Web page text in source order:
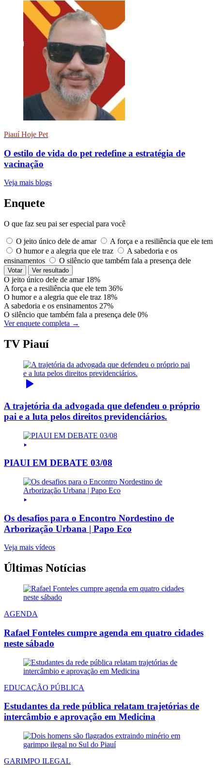
Piauí Hoje Pet
O estilo de vida do pet redefine a estratégia de
vacinação
Veja mais blogs
Enquete
O que faz seu pai ser especial para você
O jeito único dele de amar
A força e a resiliência que ele tem
O humor e a alegria que ele traz
A sabedoria e os
ensinamentos
O silêncio que também fala a presença dele
Votar Ver resultado
O jeito único dele de amar 18%
A força e a resiliência que ele tem 36%
O humor e a alegria que ele traz 18%
A sabedoria e os ensinamentos 27%
O silêncio que também fala a presença dele 0%
Ver enquete completa →
TV Piauí
A trajetória da advogada que defendeu o próprio
pai e a luta pelos direitos previdenciários.
PIAUI EM DEBATE 03/08
Os desafios para o Encontro Nordestino de
Arborização Urbana | Papo Eco
Veja mais vídeos
Últimas Notícias
AGENDA
Rafael Fonteles cumpre agenda em quatro cidades
neste sábado
EDUCAÇÃO PÚBLICA
Estudantes da rede pública relatam trajetórias de
intercâmbio e aprovação em Medicina
GARIMPO ILEGAL